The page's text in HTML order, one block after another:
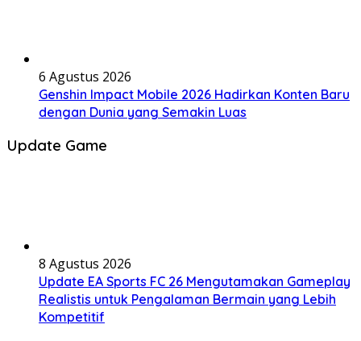
6 Agustus 2026
Genshin Impact Mobile 2026 Hadirkan Konten Baru
dengan Dunia yang Semakin Luas
Update Game
8 Agustus 2026
Update EA Sports FC 26 Mengutamakan Gameplay
Realistis untuk Pengalaman Bermain yang Lebih
Kompetitif